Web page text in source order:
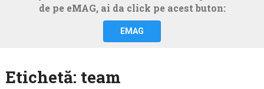
de pe eMAG, ai da click pe acest buton:
EMAG
Etichetă: team